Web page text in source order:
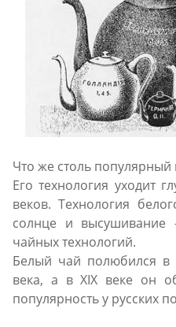
Что же столь
Его технология уходит
веков. Технология
солнце и высушивание
чайных технологий.
Белый чай полюбился в
века, а в XIX веке он
популярность у русских